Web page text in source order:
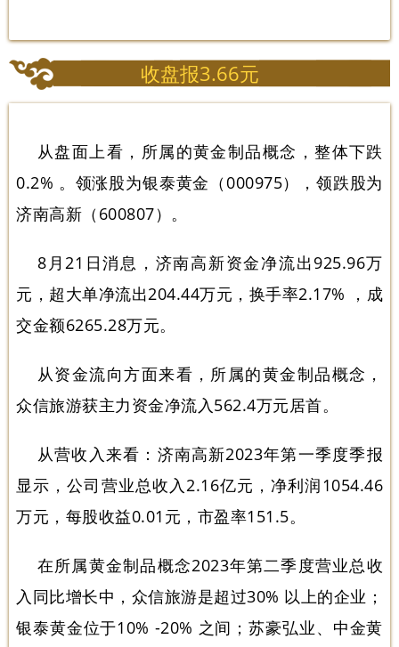
收盘报3.66元
从盘面上看，所属的黄金制品概念，整体下跌
0.2% 。领涨股为银泰黄金（000975），领跌股为
济南高新（600807）。
8月21日消息，济南高新资金净流出925.96万
元，超大单净流出204.44万元，换手率2.17% ，成
交金额6265.28万元。
从资金流向方面来看，所属的黄金制品概念，
众信旅游获主力资金净流入562.4万元居首。
从营收入来看：济南高新2023年第一季度季报
显示，公司营业总收入2.16亿元，净利润1054.46
万元，每股收益0.01元，市盈率151.5。
在所属黄金制品概念2023年第二季度营业总收
入同比增长中，众信旅游是超过30% 以上的企业；
银泰黄金位于10% -20% 之间；苏豪弘业、中金黄